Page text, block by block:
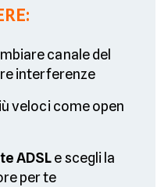
canale del
interferenze
veloci come open
ADSLe scegli la
per te